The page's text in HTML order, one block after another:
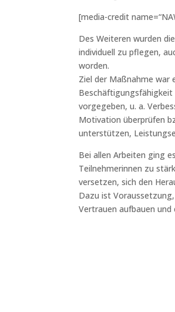
[media-credit
Des Weiteren wurden
individuell zu pflegen,
worden.
Ziel der Maßnahme war
Beschäftigungsfähigkeit
vorgegeben, u. a.
Motivation überprüfen
unterstützen,
Bei allen Arbeiten ging
Teilnehmerinnen zu
versetzen, sich den
Dazu ist
Vertrauen aufbauen